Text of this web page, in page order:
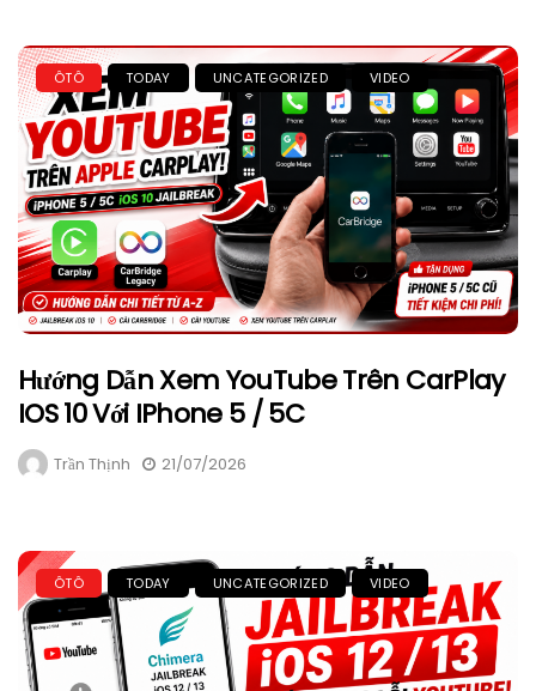
ÔTÔ TODAY UNCATEGORIZED VIDEO
Hướng Dẫn Xem YouTube Trên CarPlay
IOS 10 Với IPhone 5 / 5C
Trần Thịnh 21/07/2026
ÔTÔ TODAY UNCATEGORIZED VIDEO